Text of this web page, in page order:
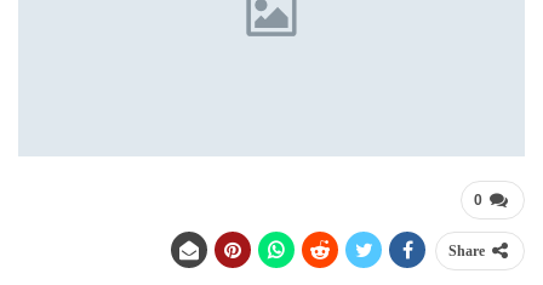
0
Share